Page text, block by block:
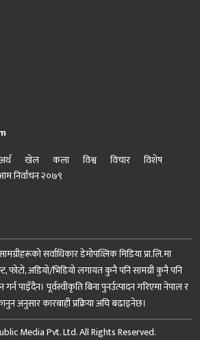
अर्थ खेल कला विश्व विचार
विशेष
निर्वाचन २०७९
सर्वाधिकार डेमोपव्लिक मिडिया प्रा.लि.मा
फोटो, अडियो/भिडियो लगायत कुनै पनि सामग्री कुनै पनि
गर्न पाइँदैन। पूर्वस्वीकृति बिना पुनर्उत्पादन गरिएमा नेपाल र
कानुन अनुसार कारबाही प्रक्रिया अघि बढाइनेछ।
Media Pvt. Ltd. All Rights Reserved.